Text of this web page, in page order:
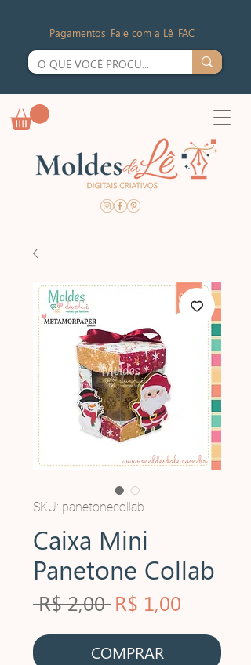
Pagamentos Fale com a Lê FAC
SKU: panetonecollab
Caixa Mini
Panetone Collab
R$ 2,00 Preço
normal
R$ 1,00
COMPRAR